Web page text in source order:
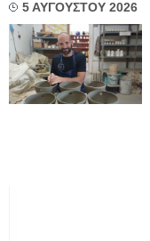
5 ΑΥΓΟΥΣΤΟΥ 2026